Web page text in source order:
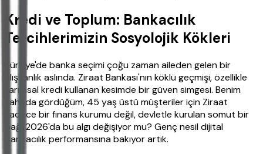
Kredi ve Toplum: Bankacılık
Tercihlerimizin Sosyolojik Kökleri
Türkiye'de banka seçimi çoğu zaman aileden gelen bir
alışkanlık aslında. Ziraat Bankası'nın köklü geçmişi, özellikle
tarımsal kredi kullanan kesimde bir güven simgesi. Benim
sahada gördüğüm, 45 yaş üstü müşteriler için Ziraat
sadece bir finans kurumu değil, devletle kurulan somut bir
bağ. 2026'da bu algı değişiyor mu? Genç nesil dijital
bankacılık performansına bakıyor artık.